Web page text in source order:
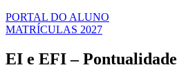
PORTAL DO ALUNO
MATRÍCULAS 2027
EI e EFI – Pontualidade